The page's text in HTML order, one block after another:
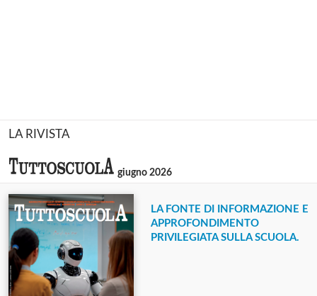
LA RIVISTA
giugno 2026
LA FONTE DI INFORMAZIONE E
APPROFONDIMENTO
PRIVILEGIATA SULLA SCUOLA.